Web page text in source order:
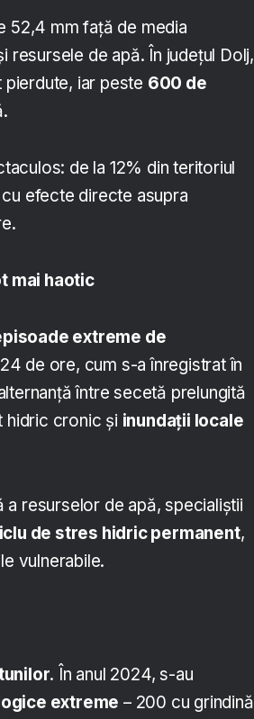
52,4 mm față de media
de apă. În județul Dolj,
pierdute, iar peste 600 de
de la 12% din teritoriul
efecte directe asupra
mai haotic
extreme de
de ore, cum s-a înregistrat în
între secetă prelungită
hidric cronic și inundații locale
resurselor de apă, specialiștii
de stres hidric permanent,
vulnerabile.
. În anul 2024, s-au
extreme – 200 cu grindină